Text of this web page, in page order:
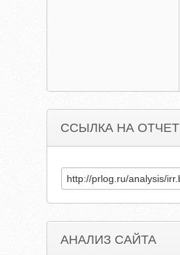
ССЫЛКА НА ОТЧЕТ
АНАЛИЗ САЙТА